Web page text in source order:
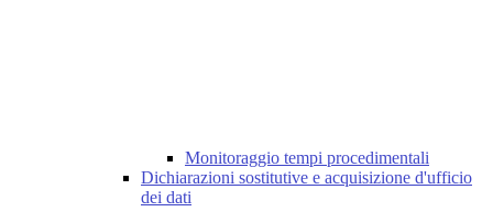
Monitoraggio tempi procedimentali
Dichiarazioni sostitutive e acquisizione d'ufficio
dei dati